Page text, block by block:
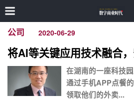
公司 2020-06-29
将AI等关键应用技术融合
在湖南的一座科技
通过手机APP点餐
领取他们的外卖...